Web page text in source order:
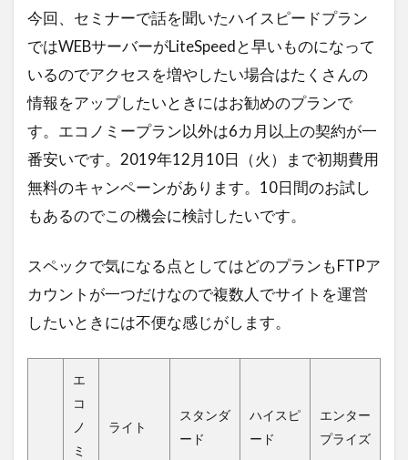
今回、セミナーで話を聞いたハイスピードプラン
ではWEBサーバーがLiteSpeedと早いものになって
いるのでアクセスを増やしたい場合はたくさんの
情報をアップしたいときにはお勧めのプランで
す。エコノミープラン以外は6カ月以上の契約が一
番安いです。2019年12月10日（火）まで初期費用
無料のキャンペーンがあります。10日間のお試し
もあるのでこの機会に検討したいです。
スペックで気になる点としてはどのプランもFTPア
カウントが一つだけなので複数人でサイトを運営
したいときには不便な感じがします。
エ
コ
ノ
ミ
ライト
スタンダ
ード
ハイスピ
ード
エンター
プライズ